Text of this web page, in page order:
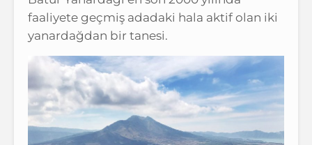
faaliyete geçmiş adadaki hala aktif olan iki
yanardağdan bir tanesi.